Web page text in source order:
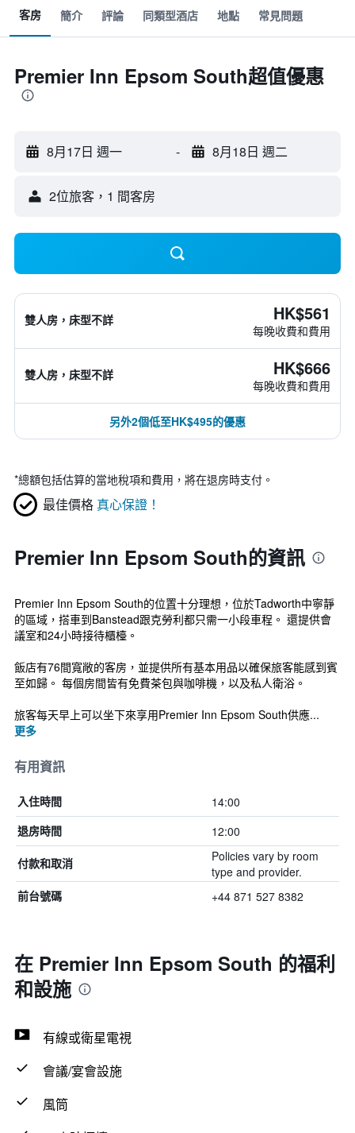
客房 簡介 評論 同類型酒店 地點 常見問題
Premier Inn Epsom South超值優惠
8月17日 週一 - 8月18日 週二
2位旅客，1 間客房
雙人房，床型不詳 HK$561
每晚收費和費用
雙人房，床型不詳 HK$666
每晚收費和費用
另外2個低至HK$495的優惠
*總額包括估算的當地稅項和費用，將在退房時支付。
最佳價格 真心保證！
Premier Inn Epsom South的資訊
Premier Inn Epsom South的位置十分理想，位於Tadworth中寧靜
的區域，搭車到Banstead跟克勞利都只需一小段車程。 還提供會
議室和24小時接待櫃檯。
飯店有76間寬敞的客房，並提供所有基本用品以確保旅客能感到賓
至如歸。 每個房間皆有免費茶包與咖啡機，以及私人衛浴。
旅客每天早上可以坐下來享用Premier Inn Epsom South供應...
更多
有用資訊
入住時間 14:00
退房時間 12:00
付款和取消
Policies vary by room
type and provider.
前台號碼 +44 871 527 8382
在 Premier Inn Epsom South 的福利
和設施
有線或衛星電視
會議/宴會設施
風筒